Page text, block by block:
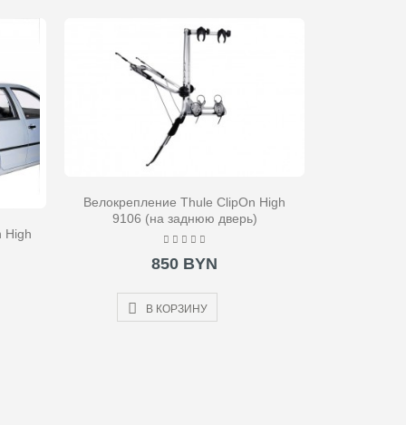
High
Велокрепление Thule ClipOn High
9106 (на заднюю дверь)
850 BYN
В КОРЗИНУ